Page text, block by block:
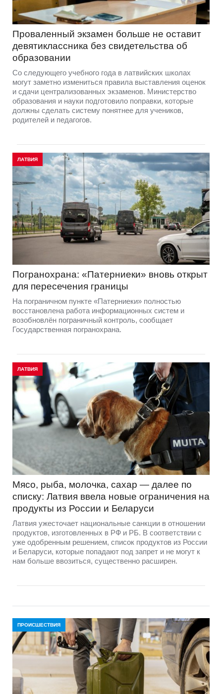
Проваленный экзамен больше не оставит
девятиклассника без свидетельства об
образовании
Со следующего учебного года в латвийских школах
могут заметно измениться правила выставления оценок
и сдачи централизованных экзаменов. Министерство
образования и науки подготовило поправки, которые
должны сделать систему понятнее для учеников,
родителей и педагогов.
ЛАТВИЯ
Погранохрана: «Патерниеки» вновь открыт
для пересечения границы
На пограничном пункте «Патерниеки» полностью
восстановлена работа информационных систем и
возобновлён пограничный контроль, сообщает
Государственная погранохрана.
ЛАТВИЯ
Мясо, рыба, молочка, сахар — далее по
списку: Латвия ввела новые ограничения на
продукты из России и Беларуси
Латвия ужесточает национальные санкции в отношении
продуктов, изготовленных в РФ и РБ. В соответствии с
уже одобренным решением, список продуктов из России
и Беларуси, которые попадают под запрет и не могут к
нам больше ввозиться, существенно расширен.
ПРОИСШЕСТВИЯ